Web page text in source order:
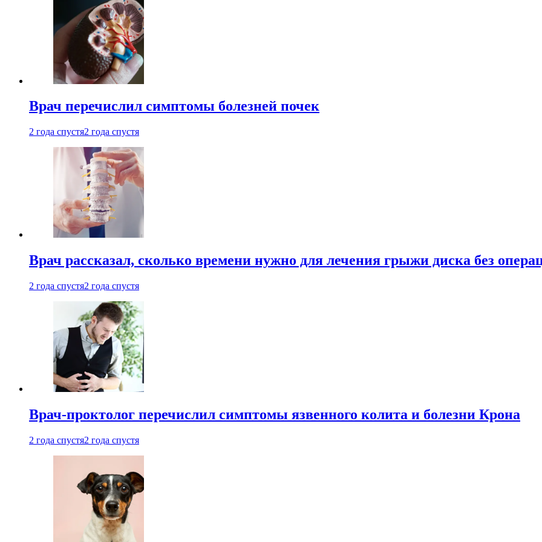
Врач перечислил симптомы болезней почек
2 года спустя2 года спустя
Врач рассказал, сколько времени нужно для лечения грыжи диска без
2 года спустя2 года спустя
Врач-проктолог перечислил симптомы язвенного колита и болезни Крона
2 года спустя2 года спустя